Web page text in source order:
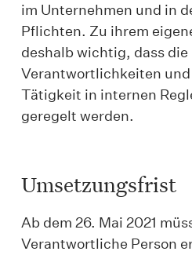
im Unternehmen und in
Pflichten. Zu ihrem
deshalb wichtig, dass die
Verantwortlichkeiten
Tätigkeit in internen
geregelt werden.
Umsetzungsfrist
Ab dem 26. Mai 2021
Verantwortliche Person